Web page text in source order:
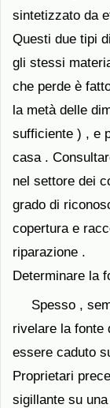
sintetizzato da
Questi due tipi
gli stessi
che perde è
la metà delle
sufficiente ) , e
casa .
nel settore dei
grado di
copertura e
riparazione .
Determinare la
Spesso ,
rivelare la fonte
essere caduto
Proprietari
sigillante su